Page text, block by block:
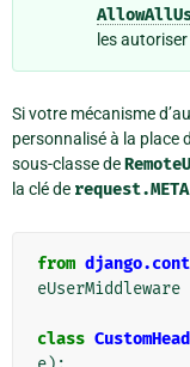
les
Si votre mécanisme
personnalisé à la place
sous-classe de
la clé de request.META
from
eUserMiddleware
class